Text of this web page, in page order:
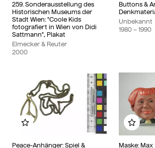
259. Sonderausstellung des
Historischen Museums der
Stadt Wien: "Coole Kids
fotografiert in Wien von Didi
Sattmann", Plakat
Elmecker & Reuter
2000
Buttons &
Unbekannt
1980 – 1990
Peace-Anhänger: Spiel &
Zu meinem Album hinzufügen
Maske: Max
Zu